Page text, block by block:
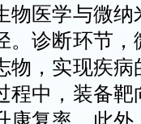
物医学与微纳
。诊断环节
物，实现疾
程中，装备